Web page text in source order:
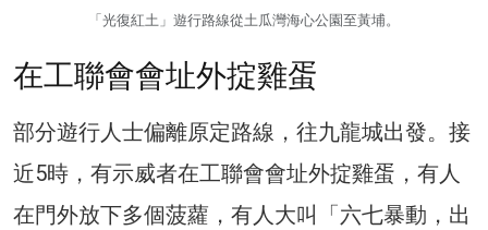
「光復紅土」遊行路線從土瓜灣海心公園至黃埔。
在工聯會會址外掟雞蛋
部分遊行人士偏離原定路線，往九龍城出發。接
近5時，有示威者在工聯會會址外掟雞蛋，有人
在門外放下多個菠蘿，有人大叫「六七暴動，出